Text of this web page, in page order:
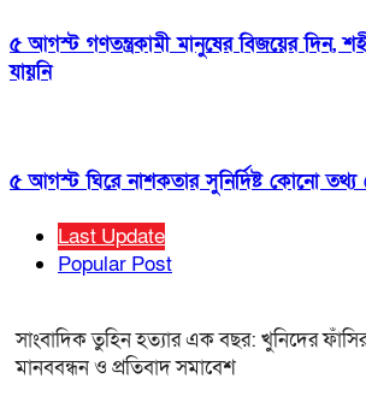
৫ আগস্ট গণতন্ত্রকামী মানুষের বিজয়ের দিন,
যায়নি
৫ আগস্ট ঘিরে নাশকতার সুনির্দিষ্ট কোনো তথ্য
Last Update
Popular Post
সাংবাদিক তুহিন হত্যার এক বছর: খুনিদের
মানববন্ধন ও প্রতিবাদ সমাবেশ